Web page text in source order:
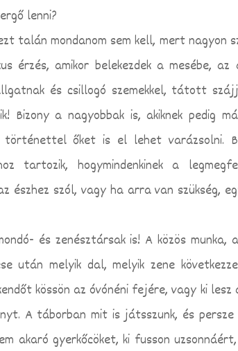
lenni?
talán mondanom sem kell, mert nagyon
érzés, amikor belekezdek a mesébe, az
és csillogó szemekkel, tátott
Bizony a nagyobbak is, akiknek pedig
őket is el lehet varázsolni.
tartozik, hogymindenkinek a
észhez szól, vagy ha arra van szükség,
és zenésztársak is! A közös munka,
után melyik dal, melyik zene
kössön az óvónéni fejére, vagy ki
A táborban mit is játsszunk, és
akaró gyerkőcöket, ki fusson